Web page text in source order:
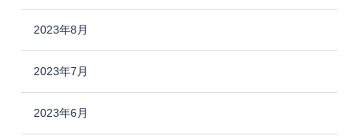
2023年8月
2023年7月
2023年6月